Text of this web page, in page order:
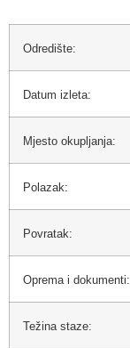
Odredište:
Datum izleta:
Mjesto okupljanja:
Polazak:
Povratak:
Oprema i dokumenti:
Težina staze: